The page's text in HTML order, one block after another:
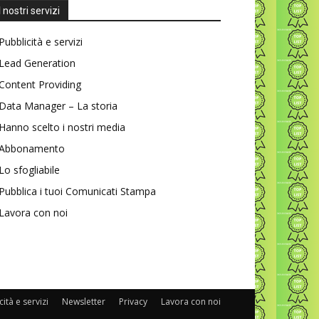
I nostri servizi
Pubblicità e servizi
Lead Generation
Providing
Data Manager – La storia
Hanno scelto i nostri media
Lo sfogliabile
Pubblica i tuoi Comunicati Stampa
Lavora con noi
e servizi Newsletter Privacy Lavora con noi